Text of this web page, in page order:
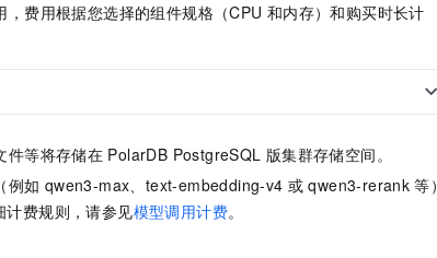
，费用根据您选择的组件规格（CPU 和内存）和购买时长计
件等将存储在 PolarDB PostgreSQL 版集群存储空间。
例如 qwen3-max、text-embedding-v4 或 qwen3-rerank 等）
计费规则，请参见模型调用计费。